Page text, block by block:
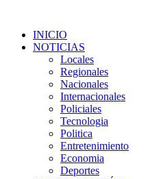
INICIO
NOTICIAS
Locales
Regionales
Nacionales
Internacionales
Policiales
Tecnologia
Politica
Entretenimiento
Economia
Deportes